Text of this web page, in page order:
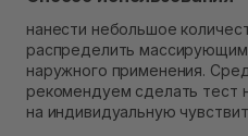
нанести небольшое
распределить
наружного применения.
рекомендуем сделать тест
на индивидуальную